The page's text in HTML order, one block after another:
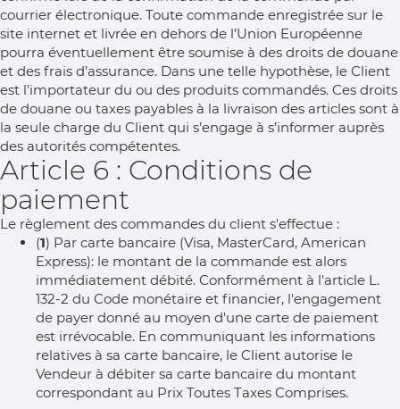
courrier électronique. Toute commande enregistrée sur le
site internet et livrée en dehors de l’Union Européenne
pourra éventuellement être soumise à des droits de douane
et des frais d’assurance. Dans une telle hypothèse, le Client
est l’importateur du ou des produits commandés. Ces droits
de douane ou taxes payables à la livraison des articles sont à
la seule charge du Client qui s’engage à s’informer auprès
des autorités compétentes.
Article 6 : Conditions de
paiement
Le règlement des commandes du client s'effectue :
(1) Par carte bancaire (Visa, MasterCard, American
Express): le montant de la commande est alors
immédiatement débité. Conformément à l'article L.
132-2 du Code monétaire et financier, l'engagement
de payer donné au moyen d'une carte de paiement
est irrévocable. En communiquant les informations
relatives à sa carte bancaire, le Client autorise le
Vendeur à débiter sa carte bancaire du montant
correspondant au Prix Toutes Taxes Comprises.